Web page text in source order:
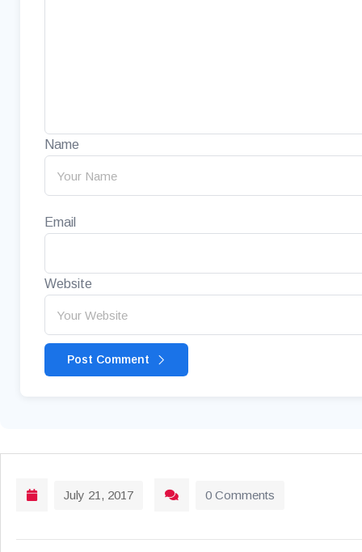
Name
Email
Website
Post Comment
July 21, 2017 0 Comments